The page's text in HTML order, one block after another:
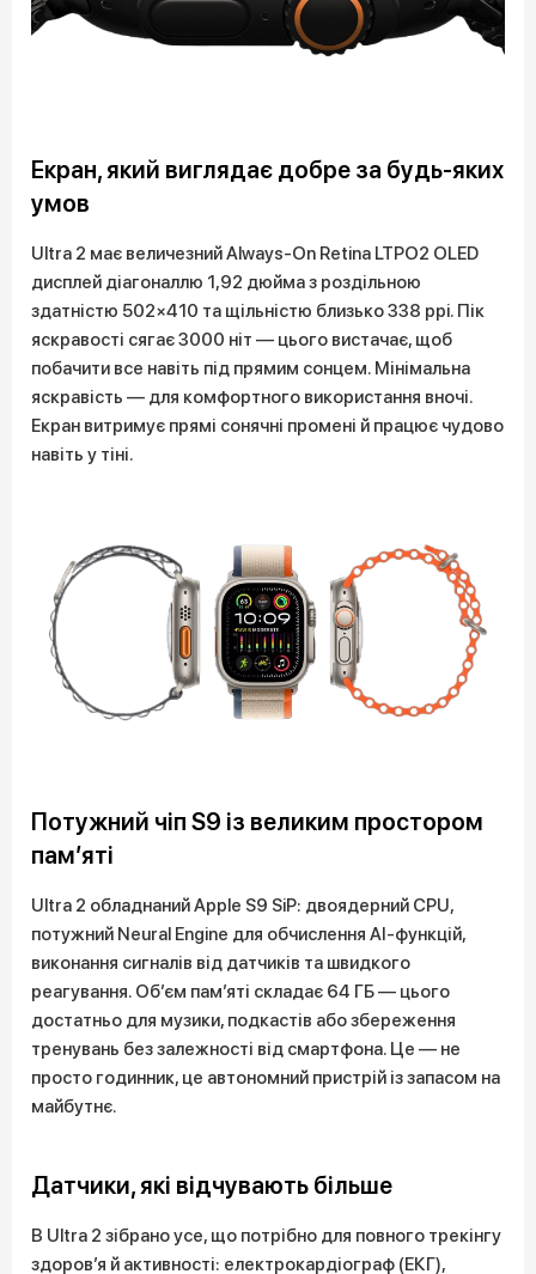
Екран, який виглядає добре за будь-яких
умов
Ultra 2 має величезний Always-On Retina LTPO2 OLED
дисплей діагоналлю 1,92 дюйма з роздільною
здатністю 502×410 та щільністю близько 338 ppi. Пік
яскравості сягає 3000 ніт — цього вистачає, щоб
побачити все навіть під прямим сонцем. Мінімальна
яскравість — для комфортного використання вночі.
Екран витримує прямі сонячні промені й працює чудово
навіть у тіні.
Потужний чіп S9 із великим простором
пам’яті
Ultra 2 обладнаний Apple S9 SiP: двоядерний CPU,
потужний Neural Engine для обчислення AI-функцій,
виконання сигналів від датчиків та швидкого
реагування. Об’єм пам’яті складає 64 ГБ — цього
достатньо для музики, подкастів або збереження
тренувань без залежності від смартфона. Це — не
просто годинник, це автономний пристрій із запасом на
майбутнє.
Датчики, які відчувають більше
В Ultra 2 зібрано усе, що потрібно для повного трекінгу
здоров’я й активності: електрокардіограф (ЕКГ),